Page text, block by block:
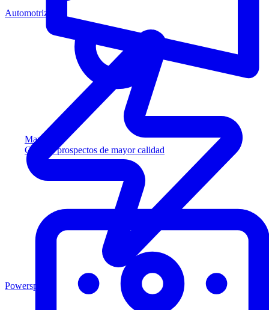
Marketing
Capture prospectos de mayor calidad
Automotriz
Powersports